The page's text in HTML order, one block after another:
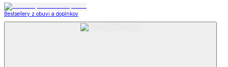
Bestsellery z obuvi a doplnkov